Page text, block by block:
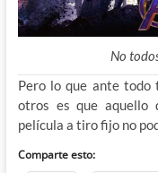
No
Pero lo que ante todo
otros es que aquello
película a tiro fijo no
Comparte esto: